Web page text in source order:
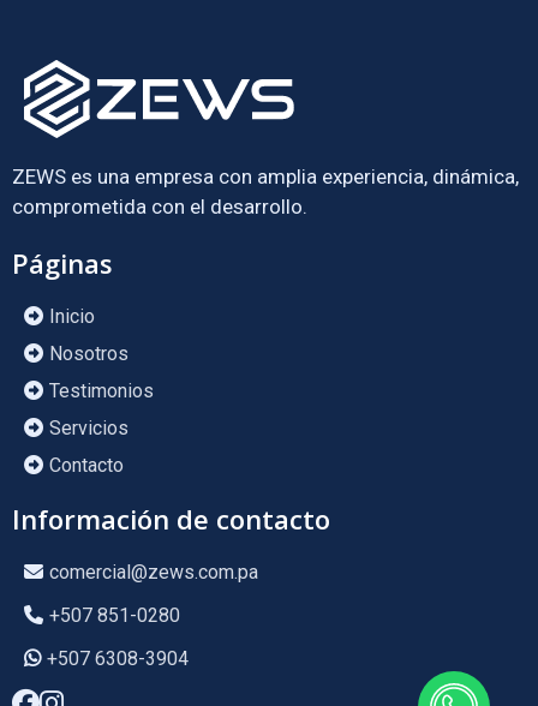
ZEWS es una empresa con amplia experiencia, dinámica,
comprometida con el desarrollo.
Páginas
Inicio
Nosotros
Testimonios
Servicios
Contacto
Información de contacto
comercial@zews.com.pa
+507 851-0280
+507 6308-3904